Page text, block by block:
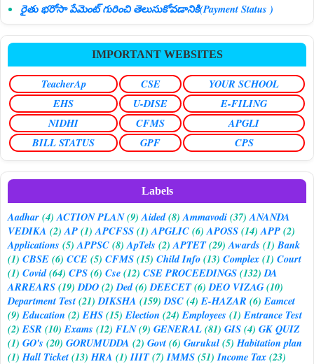
రైతు భరోసా పేమెంట్ గురించి తెలుసుకోవడానికి(Payment Status )
IMPORTANT WEBSITES
TeacherAp CSE
YOUR SCHOOL
EHS
U-DISE
E-FILING
NIDHI
CFMS
APGLI
BILL STATUS
GPF CPS
Labels
Aadhar(4) ACTION PLAN(9) Aided(8) Ammavodi(37) ANANDA
VEDIKA (2) AP(1) APCFSS(1) APGLIC(6) APOSS(14) APP(2)
Applications (5) APPSC(8) ApTels (2) APTET(29) Awards (1) Bank
(1) CBSE(6) CCE(5) CFMS(15) Child Info(13) Complex(1) Court
(1) Covid(64) CPS(6) Cse(12) CSE PROCEEDINGS(132) DA
ARREARS(19) DDO(2) Ded(6) DEECET(6) DEO VIZAG(10)
Department Test(21) DIKSHA (159) DSC(4) E-HAZAR (6) Eamcet
(9) Education (2) EHS(15) Election (24) Employees (1) Entrance Test
(2) ESR (10) Exams (12) FLN(9) GENERAL(81) GIS(4) GK QUIZ
(1) GO's (20) GORUMUDDA (2) Govt(6) Gurukul(5) Habitation plan
(1) Hall Ticket(13) HRA (1) IIIT(7) IMMS(51) Income Tax(23)